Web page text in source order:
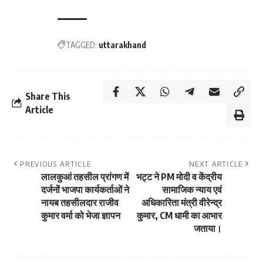
TAGGED: uttarakhand
Share This
Article
PREVIOUS ARTICLE
लालकुआं तहसील प्रांगण में
दर्जनों भाजपा कार्यकर्ताओं ने
नायब तहसीलदार राजीव
कुमार वर्मा को भेजा ज्ञापन
NEXT ARTICLE
भट्ट ने PM मोदी व केंद्रीय
सामाजिक न्याय एवं
अधिकारिता मंत्री वीरेन्द्र
कुमार, CM धामी का आभार
जताया।